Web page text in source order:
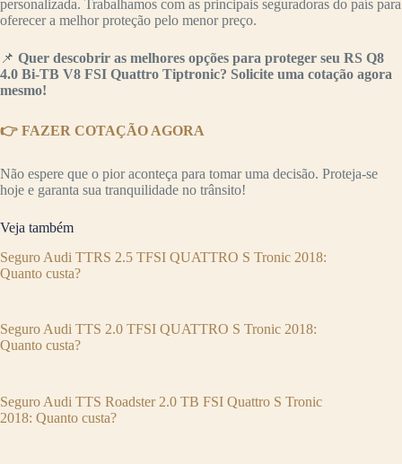
personalizada. Trabalhamos com as principais seguradoras do país para
oferecer a melhor proteção pelo menor preço.
📌 Quer descobrir as melhores opções para proteger seu RS Q8
4.0 Bi-TB V8 FSI Quattro Tiptronic? Solicite uma cotação agora
mesmo!
👉 FAZER COTAÇÃO AGORA
Não espere que o pior aconteça para tomar uma decisão. Proteja-se
hoje e garanta sua tranquilidade no trânsito!
Veja também
Seguro Audi TTRS 2.5 TFSI QUATTRO S Tronic 2018:
Quanto custa?
Seguro Audi TTS 2.0 TFSI QUATTRO S Tronic 2018:
Quanto custa?
Seguro Audi TTS Roadster 2.0 TB FSI Quattro S Tronic
2018: Quanto custa?